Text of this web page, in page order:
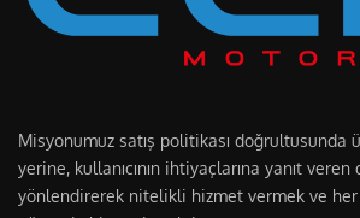
Misyonumuz satış politikası doğrultusunda
yerine, kullanıcının ihtiyaçlarına yanıt
yönlendirerek nitelikli hizmet vermek ve